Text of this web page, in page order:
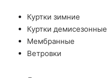
Куртки зимние
Куртки демисезонные
Мембранные
Ветровки